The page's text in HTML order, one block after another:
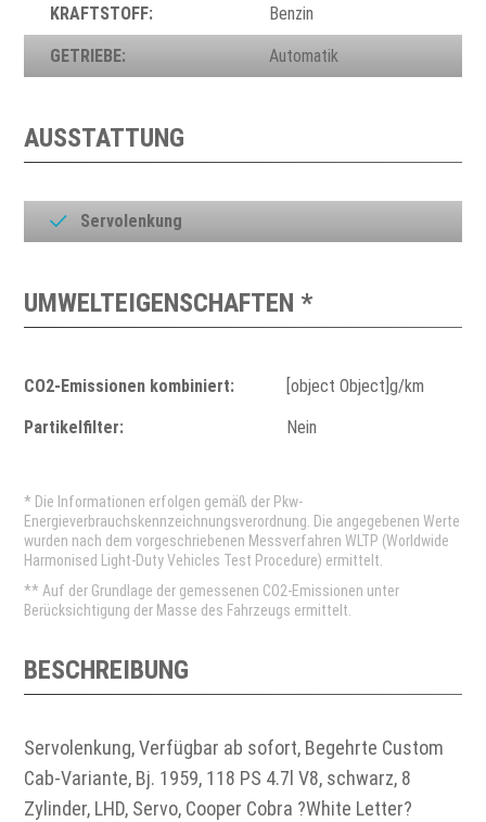
KRAFTSTOFF: Benzin
GETRIEBE: Automatik
AUSSTATTUNG
Servolenkung
UMWELTEIGENSCHAFTEN *
CO2-Emissionen kombiniert: [object Object]g/km
Partikelfilter: Nein
* Die Informationen erfolgen gemäß der Pkw-
Energieverbrauchskennzeichnungsverordnung. Die angegebenen Werte
wurden nach dem vorgeschriebenen Messverfahren WLTP (Worldwide
Harmonised Light-Duty Vehicles Test Procedure) ermittelt.
** Auf der Grundlage der gemessenen CO2-Emissionen unter
Berücksichtigung der Masse des Fahrzeugs ermittelt.
BESCHREIBUNG
Servolenkung, Verfügbar ab sofort, Begehrte Custom
Cab-Variante, Bj. 1959, 118 PS 4.7l V8, schwarz, 8
Zylinder, LHD, Servo, Cooper Cobra ?White Letter?